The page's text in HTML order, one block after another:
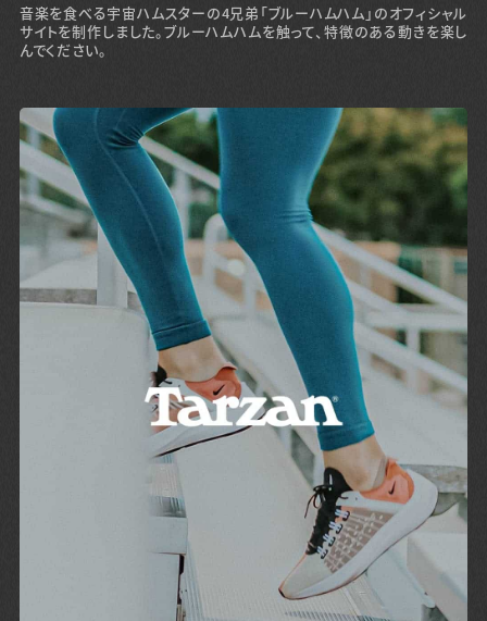
音楽を食べる宇宙ハムスターの4兄弟「ブルーハムハム」のオフィシャル
サイトを制作しました。ブルーハムハムを触って、特徴のある動きを楽し
んでください。